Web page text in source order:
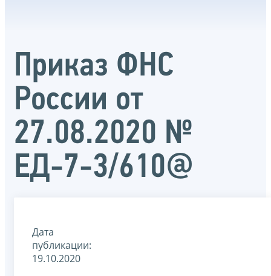
Приказ ФНС
России от
27.08.2020 №
ЕД-7-3/610@
Дата
публикации:
19.10.2020